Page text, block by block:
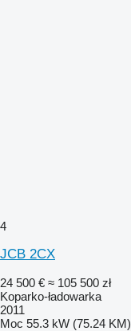
4
JCB 2CX
24 500 € ≈ 105 500 zł
Koparko-ładowarka
2011
Moc 55.3 kW (75.24 KM)